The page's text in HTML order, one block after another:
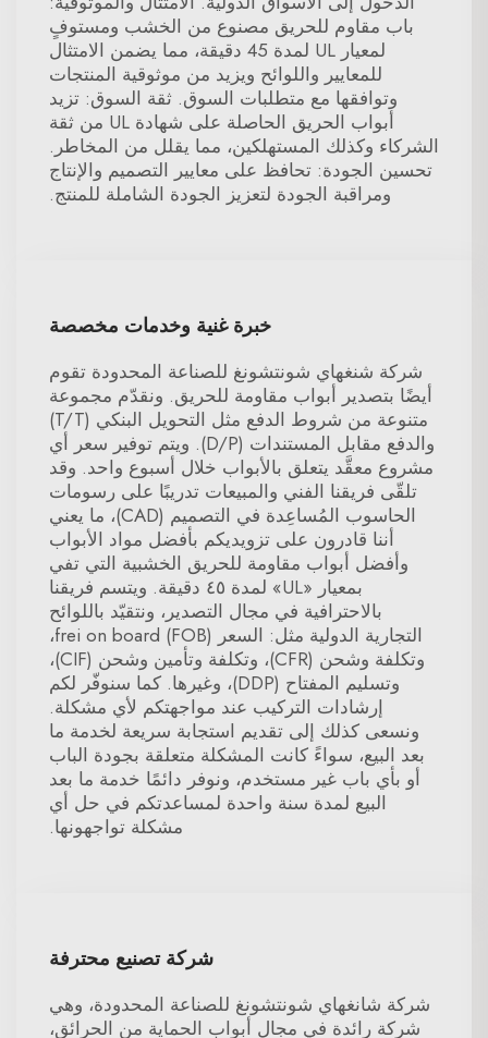
باب مقاوم للحريق مصنوع من الخشب ومستوفٍ
لمعيار UL لمدة 45 دقيقة، مما يضمن الامتثال
للمعايير واللوائح ويزيد من موثوقية المنتجات
وتوافقها مع متطلبات السوق. ثقة السوق: تزيد
أبواب الحريق الحاصلة على شهادة UL من ثقة
الشركاء وكذلك المستهلكين، مما يقلل من المخاطر.
تحسين الجودة: تحافظ على معايير التصميم والإنتاج
ومراقبة الجودة لتعزيز الجودة الشاملة للمنتج.
خبرة غنية وخدمات مخصصة
شركة شنغهاي شونتشونغ للصناعة المحدودة تقوم
أيضًا بتصدير أبواب مقاومة للحريق. ونقدّم مجموعة
متنوعة من شروط الدفع مثل التحويل البنكي (T/T)
والدفع مقابل المستندات (D/P). ويتم توفير سعر أي
مشروع معقَّد يتعلق بالأبواب خلال أسبوع واحد. وقد
تلقّى فريقنا الفني والمبيعات تدريبًا على رسومات
الحاسوب المُساعِدة في التصميم (CAD)، ما يعني
أننا قادرون على تزويديكم بأفضل مواد الأبواب
وأفضل أبواب مقاومة للحريق الخشبية التي تفي
بمعيار «UL» لمدة ٤٥ دقيقة. ويتسم فريقنا
بالاحترافية في مجال التصدير، ونتقيّد باللوائح
التجارية الدولية مثل: السعر frei on board (FOB)،
وتكلفة وشحن (CFR)، وتكلفة وتأمين وشحن (CIF)،
وتسليم المفتاح (DDP)، وغيرها. كما سنوفّر لكم
إرشادات التركيب عند مواجهتكم لأي مشكلة.
ونسعى كذلك إلى تقديم استجابة سريعة لخدمة ما
بعد البيع، سواءً كانت المشكلة متعلقة بجودة الباب
أو بأي باب غير مستخدم، ونوفر دائمًا خدمة ما بعد
البيع لمدة سنة واحدة لمساعدتكم في حل أي
مشكلة تواجهونها.
شركة تصنيع محترفة
شركة شانغهاي شونتشونغ للصناعة المحدودة، وهي
شركة رائدة في مجال أبواب الحماية من الحرائق،